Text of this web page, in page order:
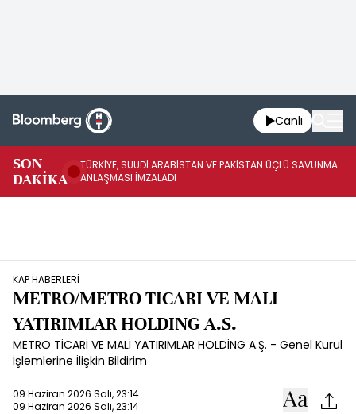
Canlı
SON
DAKİKA
TÜRKİYE, SUUDİ ARABİSTAN VE PAKİSTAN ÜÇLÜ SAVUNMA
ANLAŞMASI İMZALADI
KAP HABERLERİ
METRO/METRO TICARI VE MALI
YATIRIMLAR HOLDING A.S.
METRO TİCARİ VE MALİ YATIRIMLAR HOLDİNG A.Ş. - Genel Kurul
İşlemlerine İlişkin Bildirim
09 Haziran 2026 Salı, 23:14
09 Haziran 2026 Salı, 23:14